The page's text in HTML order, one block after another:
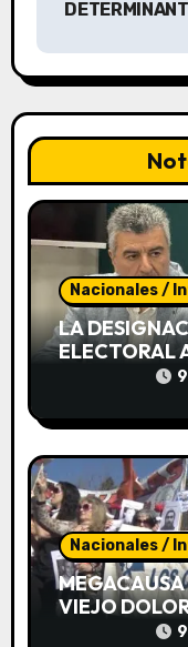
a
c
i
ó
n
d
e
n
t
r
a
Nacionales /
LA
ELECTORAL
DISPUTA
Nacionales /
VIEJO